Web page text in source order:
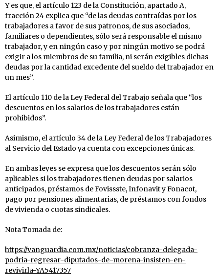
Y es que, el artículo 123 de la Constitución, apartado A,
fracción 24 explica que “de las deudas contraídas por los
trabajadores a favor de sus patronos, de sus asociados,
familiares o dependientes, sólo será responsable el mismo
trabajador, y en ningún caso y por ningún motivo se podrá
exigir a los miembros de su familia, ni serán exigibles dichas
deudas por la cantidad excedente del sueldo del trabajador en
un mes”.
El artículo 110 de la Ley Federal del Trabajo señala que “los
descuentos en los salarios de los trabajadores están
prohibidos”.
Asimismo, el artículo 34 de la Ley Federal de los Trabajadores
al Servicio del Estado ya cuenta con excepciones únicas.
En ambas leyes se expresa que los descuentos serán sólo
aplicables si los trabajadores tienen deudas por salarios
anticipados, préstamos de Fovissste, Infonavit y Fonacot,
pago por pensiones alimentarias, de préstamos con fondos
de vivienda o cuotas sindicales.
Nota Tomada de:
https://vanguardia.com.mx/noticias/cobranza-delegada-
podria-regresar-diputados-de-morena-insisten-en-
revivirla-YA5417357